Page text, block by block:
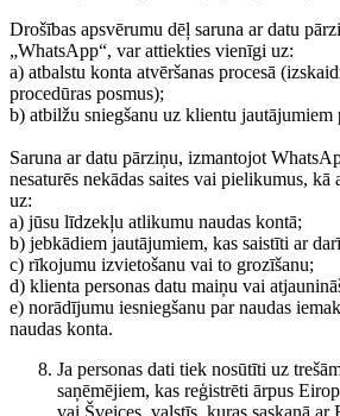
Drošības apsvērumu dēļ saruna ar datu
„WhatsApp“, var attiekties vienīgi uz:
a) atbalstu konta atvēršanas procesā
procedūras posmus);
b) atbilžu sniegšanu uz klientu
Saruna ar datu pārziņu, izmantojot
nesaturēs nekādas saites vai pielikumus, kā
uz:
a) jūsu līdzekļu atlikumu naudas kontā;
b) jebkādiem jautājumiem, kas saistīti ar
c) rīkojumu izvietošanu vai to grozīšanu;
d) klienta personas datu maiņu vai
e) norādījumu iesniegšanu par naudas
naudas konta.
Ja personas dati tiek nosūtīti uz
saņēmējiem, kas reģistrēti ārpus
vai Šveices, valstīs, kuras saskaņā ar